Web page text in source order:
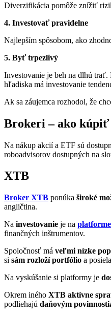
Diverzifikácia pomôže znížiť
4. Investovať pravidelne
Najlepším spôsobom, ako
5. Byť trpezlivý
Investovanie je beh na dlhú
hľadiska má investovanie
Ak sa záujemca rozhodol, že
Brokeri – ako kúpiť
Na nákup akcií a ETF sú
roboadvisorov dostupných na
XTB
Broker XTB ponúka široké
angličtina.
Na investovanie je na
finančných inštrumentov.
Spoločnosť má veľmi nízke
si sám rozloží portfólio a
Na vyskúšanie si platformy je
Okrem iného XTB aktívne
podliehajú daňovým